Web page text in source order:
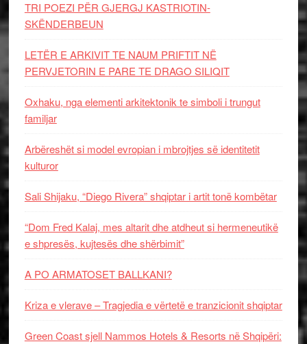
TRI POEZI PËR GJERGJ KASTRIOTIN-
SKËNDERBEUN
LETËR E ARKIVIT TE NAUM PRIFTIT NË
PERVJETORIN E PARE TE DRAGO SILIQIT
Oxhaku, nga elementi arkitektonik te simboli i trungut
familjar
Arbëreshët si model evropian i mbrojtjes së identitetit
kulturor
Sali Shijaku, “Diego Rivera” shqiptar i artit tonë kombëtar
“Dom Fred Kalaj, mes altarit dhe atdheut si hermeneutikë
e shpresës, kujtesës dhe shërbimit”
A PO ARMATOSET BALLKANI?
Kriza e vlerave – Tragjedia e vërtetë e tranzicionit shqiptar
Green Coast sjell Nammos Hotels & Resorts në Shqipëri: